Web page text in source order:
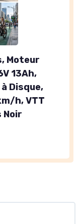
Moteur
13Ah,
Disque,
h, VTT
Noir